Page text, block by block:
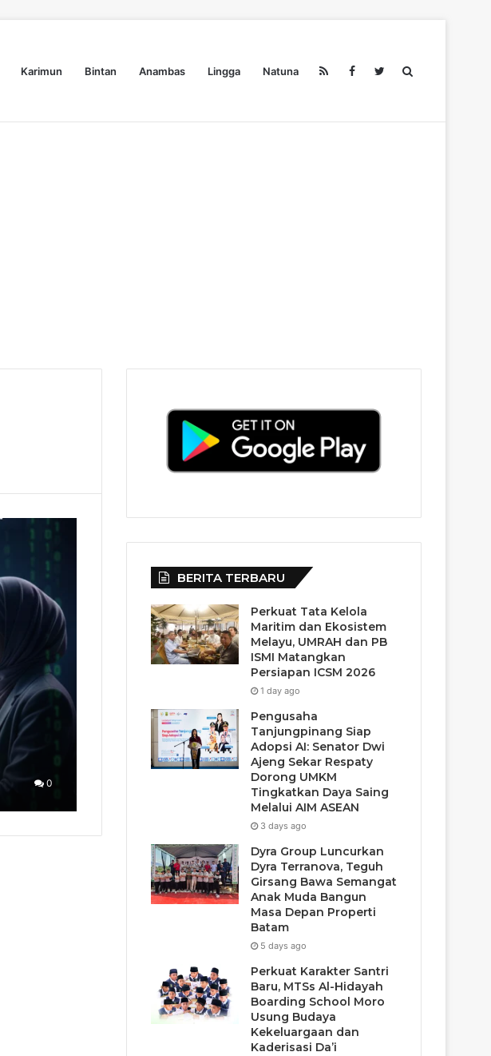
Karimun Bintan Anambas Lingga Natuna
Ekonomi
0
BERITA TERBARU
Perkuat Tata Kelola
Maritim dan Ekosistem
Melayu, UMRAH dan PB
ISMI Matangkan
Persiapan ICSM 2026
1 day ago
Pengusaha
Tanjungpinang Siap
Adopsi AI: Senator Dwi
Ajeng Sekar Respaty
Dorong UMKM
Tingkatkan Daya Saing
Melalui AIM ASEAN
3 days ago
Dyra Group Luncurkan
Dyra Terranova, Teguh
Girsang Bawa Semangat
Anak Muda Bangun
Masa Depan Properti
Batam
5 days ago
Perkuat Karakter Santri
Baru, MTSs Al-Hidayah
Boarding School Moro
Usung Budaya
Kekeluargaan dan
Kaderisasi Da’i